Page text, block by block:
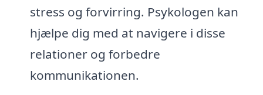
stress og forvirring. Psykologen kan
hjælpe dig med at navigere i disse
relationer og forbedre
kommunikationen.